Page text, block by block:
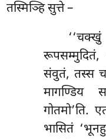
तस्मिञ्हि सुत्ते –
संवुतं, तस्स
मागण्डिय
गोतमो’ति.
भासितं